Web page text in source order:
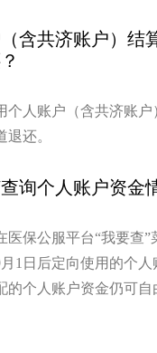
含共济账户）结
人账户（含共济账户
还。
询个人账户资金
保公服平台“我要查”
1日后定向使用的个
的个人账户资金仍可